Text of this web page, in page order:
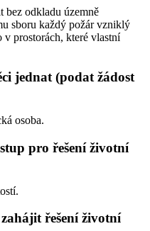
bez odkladu územně
sboru každý požár vzniklý
v prostorách, které vlastní
jednat (podat žádost
osoba.
pro řešení životní
řešení životní